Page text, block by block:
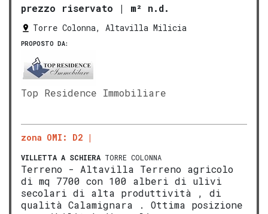
prezzo riservato | m² n.d.
Torre Colonna, Altavilla Milicia
PROPOSTO DA:
Top Residence Immobiliare
zona OMI: D2
VILLETTA A SCHIERA TORRE COLONNA
Terreno - Altavilla Terreno agricolo
di mq 7700 con 100 alberi di ulivi
secolari di alta produttività , di
qualità Calamignara . Ottima posizione